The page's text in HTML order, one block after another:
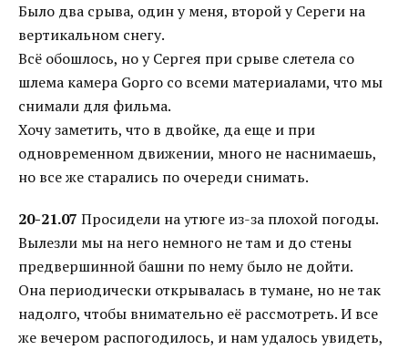
Было два срыва, один у меня, второй у Сереги на
вертикальном снегу.
Всё обошлось, но у Сергея при срыве слетела со
шлема камера Gopro со всеми материалами, что мы
снимали для фильма.
Хочу заметить, что в двойке, да еще и при
одновременном движении, много не наснимаешь,
но все же старались по очереди снимать.
20-21.07 Просидели на утюге из-за плохой погоды.
Вылезли мы на него немного не там и до стены
предвершинной башни по нему было не дойти.
Она периодически открывалась в тумане, но не так
надолго, чтобы внимательно её рассмотреть. И все
же вечером распогодилось, и нам удалось увидеть,